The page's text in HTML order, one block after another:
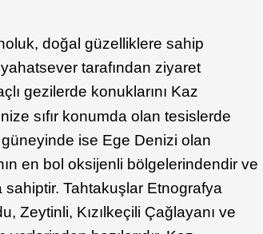
doğal güzelliklere sahip
tarafından ziyaret
gezilerde konuklarını Kaz
sıfır konumda olan tesislerde
güneyinde ise Ege Denizi olan
en bol oksijenli bölgelerindendir ve
Tahtakuşlar Etnografya
Zeytinli, Kızılkeçili Çağlayanı ve